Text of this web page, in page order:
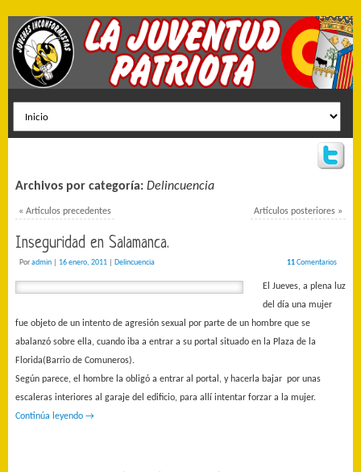
Archivos por categoría: Delincuencia
« Artículos precedentes Artículos posteriores »
Inseguridad en Salamanca.
Poradmin 16 enero, 2011 Delincuencia 11Comentarios
El Jueves, a plena luz
del día una mujer
fue objeto de un intento de agresión sexual por parte de un hombre que se
abalanzó sobre ella, cuando iba a entrar a su portal situado en la Plaza de la
Florida(Barrio de Comuneros).
Según parece, el hombre la obligó a entrar al portal, y hacerla bajar por unas
escaleras interiores al garaje del edificio, para allí intentar forzar a la mujer.
Continúa leyendo →